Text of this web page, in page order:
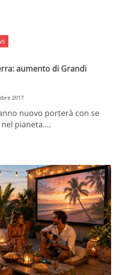
aumento di Grandi
2017
nuovo porterà con se
pianeta.…